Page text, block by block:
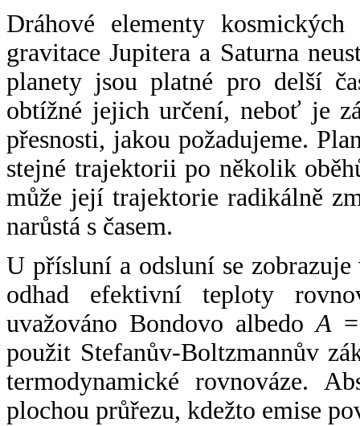
Dráhové elementy
gravitace Jupitera a Saturna
planety jsou platné pro delší
obtížné jejich určení, neboť je
přesnosti, jakou požadujeme.
stejné trajektorii po několik
může její trajektorie radikálně
narůstá s časem.
U přísluní a odsluní se
odhad efektivní teploty
uvažováno Bondovo albedoA
použit Stefanův-Boltzmannův
termodynamické rovnováze.
plochou průřezu, kdežto emise